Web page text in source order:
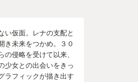
い仮面。レナの支配と
き未来をつかめ。３０
侵略を受けて以来、
少女との出会いをきっ
ラフィックが描き出す